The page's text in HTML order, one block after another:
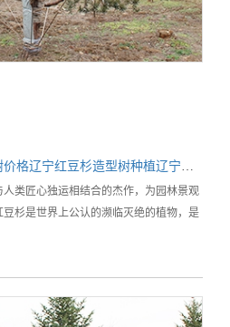
价格辽宁红豆杉造型树种植辽宁红豆杉造型树基地
类匠心独运相结合的杰作，为园林景观
杉是世界上公认的濒临灭绝的植物，是
孑遗树种。在漫长的地质变迁中，它顽
记忆。每一棵红豆杉